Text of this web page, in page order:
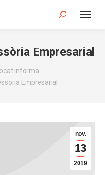
Search:
Empresarial
informa
Empresarial
nov.
13
2019